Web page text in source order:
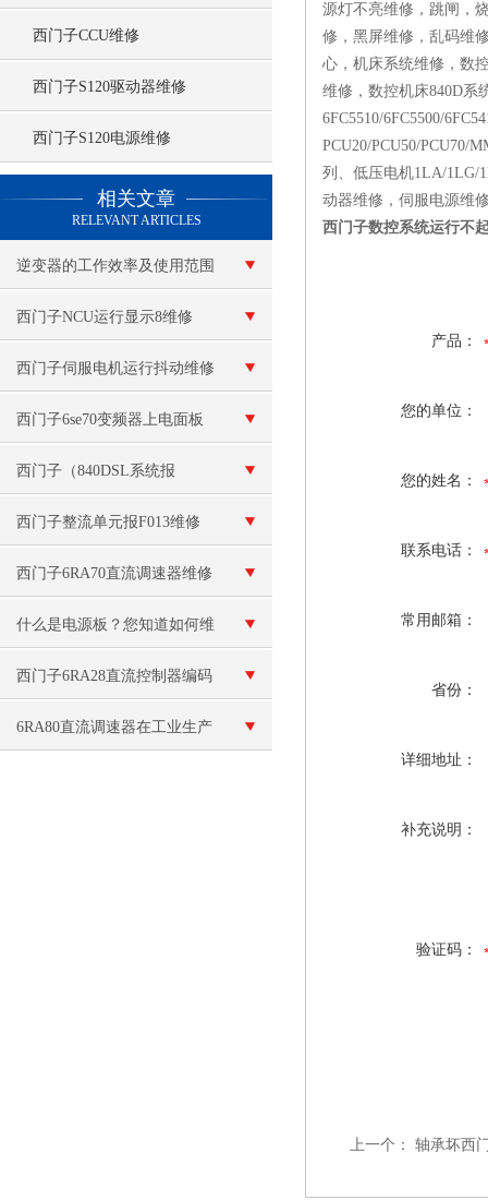
西门子CCU维修
西门子S120驱动器维修
西门子S120电源维修
相关文章
RELEVANT ARTICLES
逆变器的工作效率及使用范围
西门子NCU运行显示8维修
西门子伺服电机运行抖动维修
西门子6se70变频器上电面板
无显示黑屏维修
西门子（840DSL系统报
F30005过载）解决
西门子整流单元报F013维修
西门子6RA70直流调速器维修
再生反馈及电流环问题
什么是电源板？您知道如何维
修电源板吗？
西门子6RA28直流控制器编码
器故障维修 调速器报F11错误
6RA80直流调速器在工业生产
源灯不亮维修，跳闸，
修，黑屏维修，乱码维
心，机床系统维修，数
维修，数控机床840D系
6FC5510/6FC5500/
PCU20/PCU50/PCU70/
列、低压电机1LA/1LG/
动器维修，伺服电源维
西门子数控系统运行不
产品：
您的单位：
您的姓名：
联系电话：
常用邮箱：
省份：
详细地址：
补充说明：
验证码：
上一个： 轴承坏西